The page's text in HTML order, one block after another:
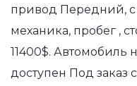
привод Передний,
механика, пробег ,
11400$. Автомобиль
доступен Под заказ